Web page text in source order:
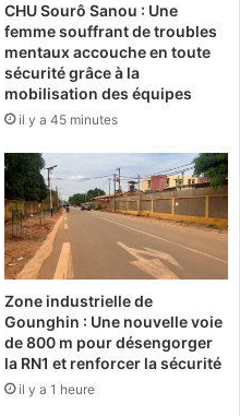
CHU Sourô Sanou : Une
femme souffrant de troubles
mentaux accouche en toute
sécurité grâce à la
mobilisation des équipes
il y a 45 minutes
Zone industrielle de
Gounghin : Une nouvelle voie
de 800 m pour désengorger
la RN1 et renforcer la sécurité
il y a 1 heure